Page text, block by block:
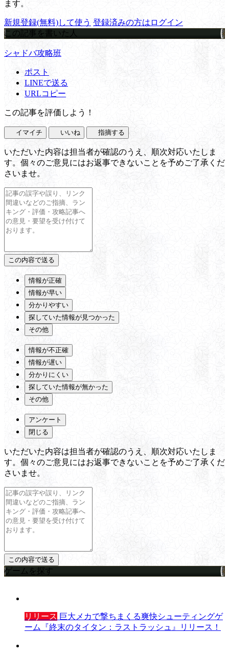
ます。
新規登録(無料)して使う 登録済みの方はログイン
この記事を書いた人
シャドバ攻略班
ポスト
LINEで送る
URLコピー
この記事を評価しよう！
イマイチ いいね 指摘する
いただいた内容は担当者が確認のうえ、順次対応いたしま
す。個々のご意見にはお返事できないことを予めご了承くだ
さいませ。
情報が正確
情報が早い
分かりやすい
探していた情報が見つかった
その他
情報が不正確
情報が遅い
分かりにくい
探していた情報が無かった
その他
アンケート
閉じる
いただいた内容は担当者が確認のうえ、順次対応いたしま
す。個々のご意見にはお返事できないことを予めご了承くだ
さいませ。
ゲームを探す
リリース 巨大メカで撃ちまくる爽快シューティングゲ
ーム『終末のタイタン：ラストラッシュ』リリース！